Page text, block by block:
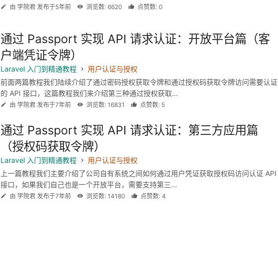
由 学院君 发布于5年前 浏览数: 6620 点赞数: 0
通过 Passport 实现 API 请求认证：开放平台篇（客
户端凭证令牌）
Laravel 入门到精通教程
用户认证与授权
前面两篇教程我们陆续介绍了通过密码授权获取令牌和通过授权码获取令牌访问需要认证
的 API 接口，这篇教程我们来介绍第三种通过授权获取...
由 学院君 发布于7年前 浏览数: 16831 点赞数: 5
通过 Passport 实现 API 请求认证：第三方应用篇
（授权码获取令牌）
Laravel 入门到精通教程
用户认证与授权
上一篇教程我们主要介绍了公司自有系统之间如何通过用户凭证获取授权码访问认证 API
接口，如果我们自己也是一个开放平台，需要支持第三...
由 学院君 发布于7年前 浏览数: 14180 点赞数: 4